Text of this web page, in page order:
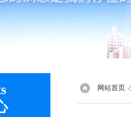
网站首页